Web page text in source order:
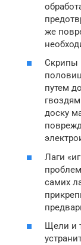
же
Скрипы
путем
доску
Лаги
самих
Щели и